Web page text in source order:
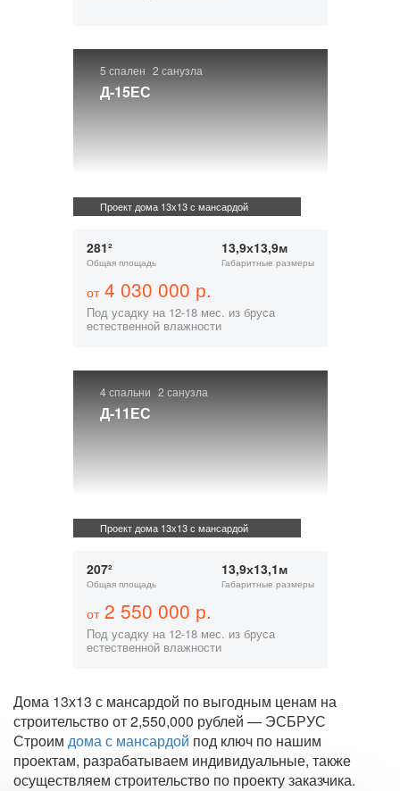
5 спален 2 санузла
Д-15ЕС
Проект дома 13х13 с мансардой
281²
Общая площадь
13,9х13,9м
Габаритные размеры
от4 030 000 р.
Под усадку на 12-18 мес. из бруса
естественной влажности
4 спальни 2 санузла
Д-11ЕС
Проект дома 13х13 с мансардой
207²
Общая площадь
13,9х13,1м
Габаритные размеры
от2 550 000 р.
Под усадку на 12-18 мес. из бруса
естественной влажности
Дома 13х13 с мансардой по выгодным ценам на
строительство от 2,550,000 рублей — ЭСБРУС
Строим дома с мансардой под ключ по нашим
проектам, разрабатываем индивидуальные, также
осуществляем строительство по проекту заказчика.